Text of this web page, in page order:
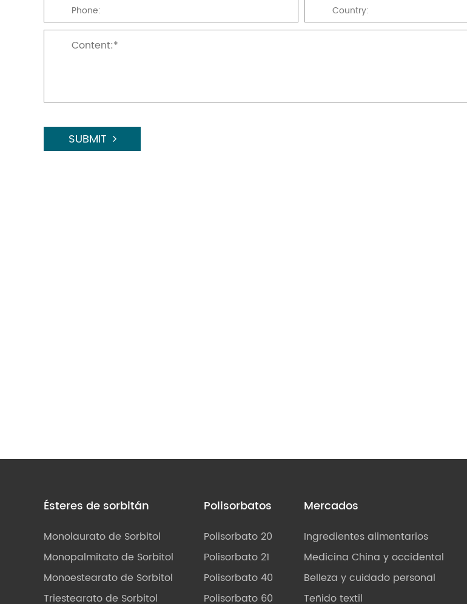
SUBMIT
Ésteres de sorbitán
Monolaurato de Sorbitol
Monopalmitato de Sorbitol
Monoestearato de Sorbitol
Triestearato de Sorbitol
Polisorbatos
Polisorbato 20
Polisorbato 21
Polisorbato 40
Polisorbato 60
Mercados
Ingredientes alimentarios
Medicina China y occidental
Belleza y cuidado personal
Teñido textil